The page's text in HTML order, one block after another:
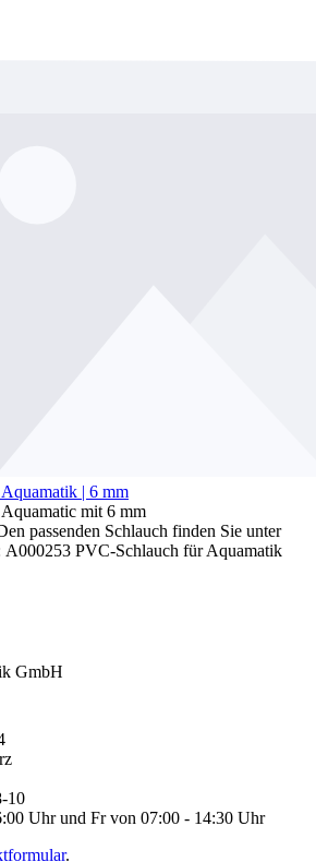
| 6 mm
mit 6 mm
passenden Schlauch finden Sie unter
PVC-Schlauch für Aquamatik
GmbH
10
Uhr und Fr von 07:00 - 14:30 Uhr
.